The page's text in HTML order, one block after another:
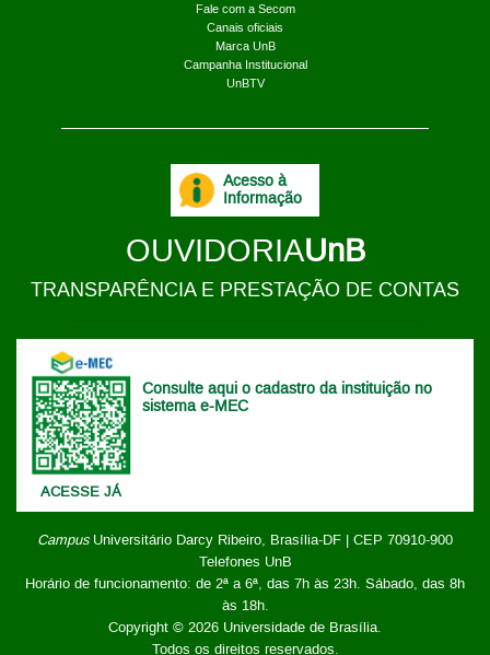
Fale com a Secom
Canais oficiais
Marca UnB
Campanha Institucional
UnBTV
ACESSE JÁ
Consulte aqui o cadastro da instituição no
sistema e-MEC
CampusUniversitário Darcy Ribeiro, Brasília-DF | CEP 70910-900
Telefones UnB
Horário de funcionamento: de 2ª a 6ª, das 7h às 23h. Sábado, das 8h
às 18h.
Copyright © 2026 Universidade de Brasília.
Todos os direitos reservados.
Acesso à
Informação
OUVIDORIAUnB
TRANSPARÊNCIA E PRESTAÇÃO DE CONTAS